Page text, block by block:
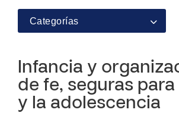
Categorías
Infancia y
de fe, seguras para
y la adolescencia